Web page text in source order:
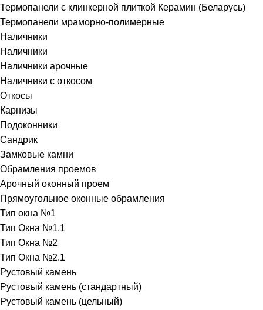
Термопанели с клинкерной плиткой Керамин (Беларусь)
Термопанели мраморно-полимерные
Наличники
Наличники
Наличники арочные
Наличники с откосом
Откосы
Карнизы
Подоконники
Сандрик
Замковые камни
Обрамления проемов
Арочный оконный проем
Прямоугольное оконные обрамления
Тип окна №1
Тип Окна №1.1
Тип Окна №2
Тип Окна №2.1
Рустовый камень
Рустовый камень (стандартный)
Рустовый камень (цельный)